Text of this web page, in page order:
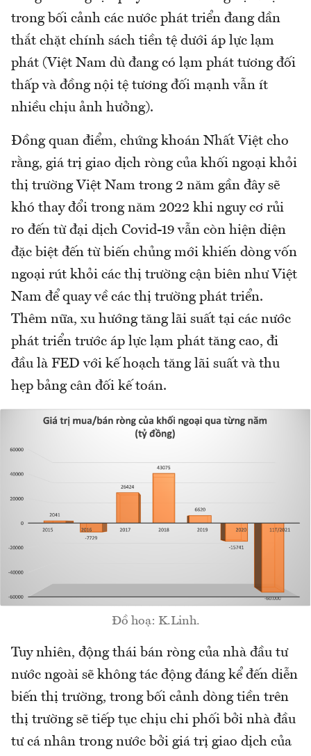
trong bối cảnh các nước phát triển đang dần
thắt chặt chính sách tiền tệ dưới áp lực lạm
phát (Việt Nam dù đang có lạm phát tương đối
thấp và đồng nội tệ tương đối mạnh vẫn ít
nhiều chịu ảnh hưởng).
Đồng quan điểm, chứng khoán Nhất Việt cho
rằng, giá trị giao dịch ròng của khối ngoại khỏi
thị trường Việt Nam trong 2 năm gần đây sẽ
khó thay đổi trong năm 2022 khi nguy cơ rủi
ro đến từ đại dịch Covid-19 vẫn còn hiện diện
đặc biệt đến từ biến chủng mới khiến dòng vốn
ngoại rút khỏi các thị trường cận biên như Việt
Nam để quay về các thị trường phát triển.
Thêm nữa, xu hướng tăng lãi suất tại các nước
phát triển trước áp lực lạm phát tăng cao, đi
đầu là FED với kế hoạch tăng lãi suất và thu
hẹp bảng cân đối kế toán.
Đồ hoạ: K.Linh.
Tuy nhiên, động thái bán ròng của nhà đầu tư
nước ngoài sẽ không tác động đáng kể đến diễn
biến thị trường, trong bối cảnh dòng tiền trên
thị trường sẽ tiếp tục chịu chi phối bởi nhà đầu
tư cá nhân trong nước bởi giá trị giao dịch của